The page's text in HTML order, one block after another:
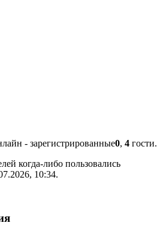
- зарегистрированные0, 4 гости.
когда-либо пользовались
10:34.